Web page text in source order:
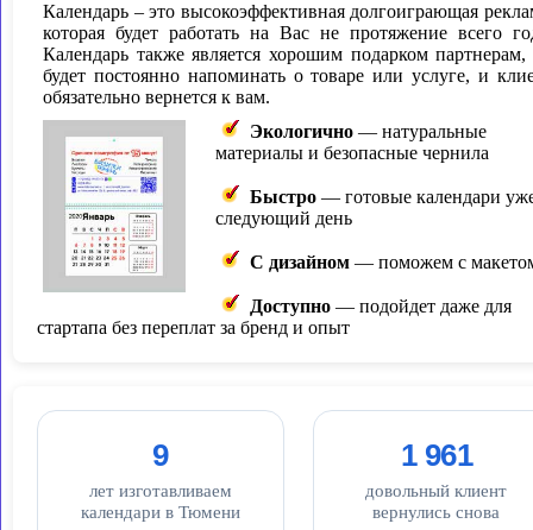
Календарь – это высокоэффективная долгоиграющая
которая будет работать на Вас не протяжение всего
Календарь также является хорошим подарком
будет постоянно напоминать о товаре или услуге, и
обязательно вернется к вам.
Экологично — натуральные
материалы и безопасные чернила
Быстро — готовые календари
следующий день
С дизайном — поможем с
Доступно — подойдет даже для
стартапа без переплат за бренд и опыт
9
лет изготавливаем
календари в Тюмени
1 961
довольный клиент
вернулись снова